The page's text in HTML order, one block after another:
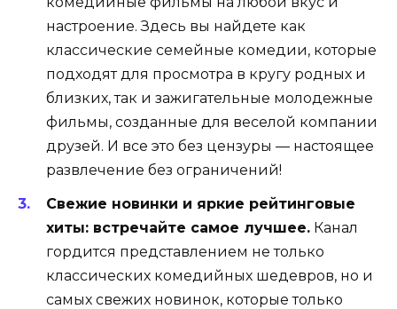
настроение. Здесь вы найдете как
классические семейные комедии, которые
подходят для просмотра в кругу родных и
близких, так и зажигательные молодежные
фильмы, созданные для веселой компании
друзей. И все это без цензуры — настоящее
развлечение без ограничений!
Свежие новинки и яркие рейтинговые
хиты: встречайте самое лучшее. Канал
гордится представлением не только
классических комедийных шедевров, но и
самых свежих новинок, которые только